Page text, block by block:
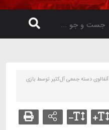
آنفالوی دسته جمعی آل‌کثیر توسط بازی